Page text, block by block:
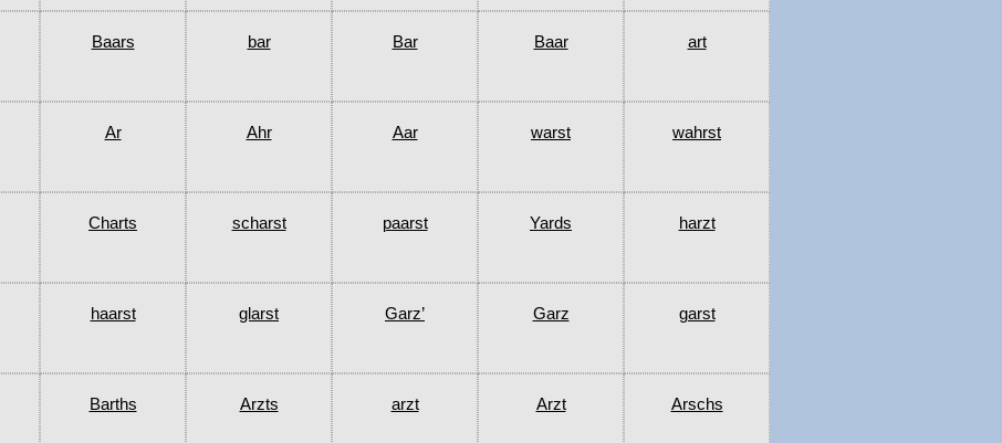
Baars bar Bar Baar art
Ar Ahr Aar warst wahrst
Charts scharst paarst Yards harzt
haarst glarst Garz’ Garz garst
Barths Arzts arzt Arzt Arschs